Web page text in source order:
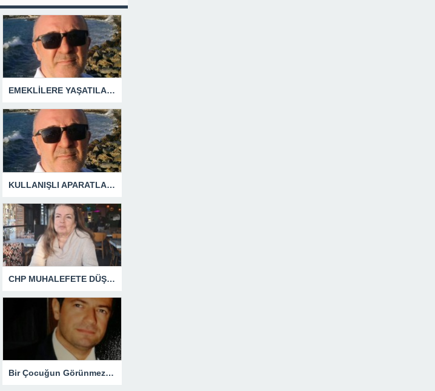
EMEKLİLERE YAŞATILAN CUMHURİYET TARİHİNİN EN BÜYÜK ZULMÜNÜN DERİN ANALİZİ !
KULLANIŞLI APARATLARIN KAÇINILMAZ SONU !
CHP MUHALEFETE DÜŞTÜ
Bir Çocuğun Görünmez Yaraları – 41 “Koparılmış Çocuklar”